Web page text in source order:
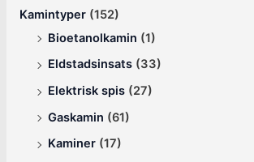
Kamintyper (152)
Bioetanolkamin (1)
Eldstadsinsats (33)
Elektrisk spis (27)
Gaskamin (61)
Kaminer (17)